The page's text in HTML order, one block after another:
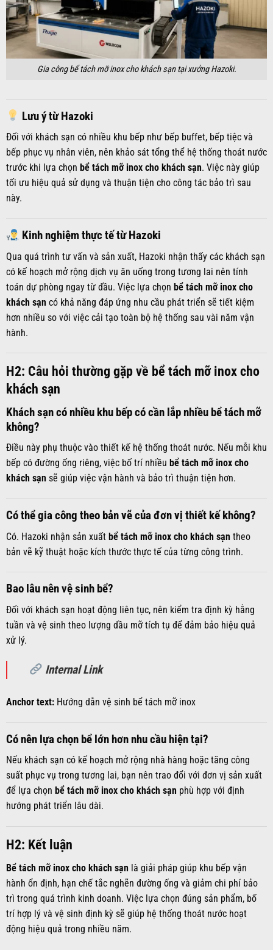
Gia công bể tách mỡ inox cho khách sạn tại xưởng Hazoki.
Lưu ý từ Hazoki
Đối với khách sạn có nhiều khu bếp như bếp buffet, bếp tiệc và
bếp phục vụ nhân viên, nên khảo sát tổng thể hệ thống thoát nước
trước khi lựa chọn bể tách mỡ inox cho khách sạn. Việc này giúp
tối ưu hiệu quả sử dụng và thuận tiện cho công tác bảo trì sau
này.
Kinh nghiệm thực tế từ Hazoki
Qua quá trình tư vấn và sản xuất, Hazoki nhận thấy các khách sạn
có kế hoạch mở rộng dịch vụ ăn uống trong tương lai nên tính
toán dự phòng ngay từ đầu. Việc lựa chọn bể tách mỡ inox cho
khách sạn có khả năng đáp ứng nhu cầu phát triển sẽ tiết kiệm
hơn nhiều so với việc cải tạo toàn bộ hệ thống sau vài năm vận
hành.
H2: Câu hỏi thường gặp về bể tách mỡ inox cho
khách sạn
Khách sạn có nhiều khu bếp có cần lắp nhiều bể tách mỡ
không?
Điều này phụ thuộc vào thiết kế hệ thống thoát nước. Nếu mỗi khu
bếp có đường ống riêng, việc bố trí nhiều bể tách mỡ inox cho
khách sạn sẽ giúp việc vận hành và bảo trì thuận tiện hơn.
Có thể gia công theo bản vẽ của đơn vị thiết kế không?
Có. Hazoki nhận sản xuất bể tách mỡ inox cho khách sạn theo
bản vẽ kỹ thuật hoặc kích thước thực tế của từng công trình.
Bao lâu nên vệ sinh bể?
Đối với khách sạn hoạt động liên tục, nên kiểm tra định kỳ hằng
tuần và vệ sinh theo lượng dầu mỡ tích tụ để đảm bảo hiệu quả
xử lý.
Internal Link
Anchor text: Hướng dẫn vệ sinh bể tách mỡ inox
Có nên lựa chọn bể lớn hơn nhu cầu hiện tại?
Nếu khách sạn có kế hoạch mở rộng nhà hàng hoặc tăng công
suất phục vụ trong tương lai, bạn nên trao đổi với đơn vị sản xuất
để lựa chọn bể tách mỡ inox cho khách sạn phù hợp với định
hướng phát triển lâu dài.
H2: Kết luận
Bể tách mỡ inox cho khách sạn là giải pháp giúp khu bếp vận
hành ổn định, hạn chế tắc nghẽn đường ống và giảm chi phí bảo
trì trong quá trình kinh doanh. Việc lựa chọn đúng sản phẩm, bố
trí hợp lý và vệ sinh định kỳ sẽ giúp hệ thống thoát nước hoạt
động hiệu quả trong nhiều năm.